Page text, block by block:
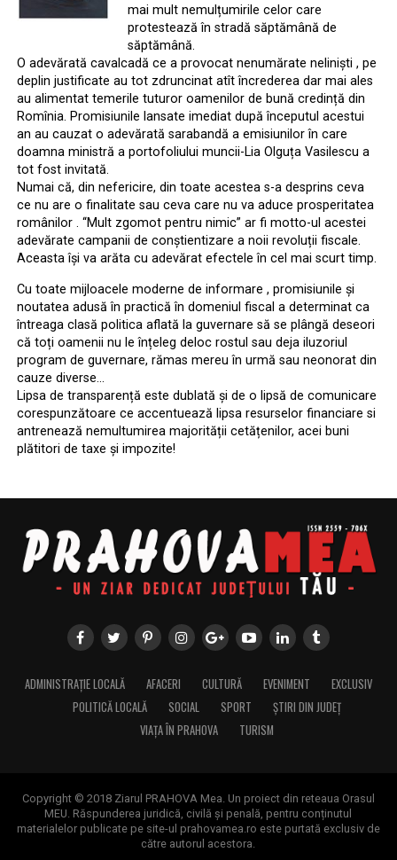
mai mult nemulțumirile celor care
protestează în stradă săptămână de
săptămână.
O adevărată cavalcadă ce a provocat nenumărate neliniști , pe
deplin justificate au tot zdruncinat atît încrederea dar mai ales
au alimentat temerile tuturor oamenilor de bună credință din
Romînia. Promisiunile lansate imediat după începutul acestui
an au cauzat o adevărată sarabandă a emisiunilor în care
doamna ministră a portofoliului muncii-Lia Olguța Vasilescu a
tot fost invitată.
Numai că, din nefericire, din toate acestea s-a desprins ceva
ce nu are o finalitate sau ceva care nu va aduce prosperitatea
românilor . ‘‘Mult zgomot pentru nimic” ar fi motto-ul acestei
adevărate campanii de conștientizare a noii revoluții fiscale.
Aceasta își va arăta cu adevărat efectele în cel mai scurt timp.
Cu toate mijloacele moderne de informare , promisiunile și
noutatea adusă în practică în domeniul fiscal a determinat ca
întreaga clasă politica aflată la guvernare să se plângă deseori
că toți oamenii nu le înțeleg deloc rostul sau deja iluzoriul
program de guvernare, rămas mereu în urmă sau neonorat din
cauze diverse…
Lipsa de transparență este dublată și de o lipsă de comunicare
corespunzătoare ce accentuează lipsa resurselor financiare si
antrenează nemultumirea majorității cetățenilor, acei buni
plătitori de taxe și impozite!
ADMINISTRAȚIE LOCALĂ AFACERI CULTURĂ EVENIMENT
EXCLUSIV
POLITICĂ LOCALĂ
SOCIAL SPORT
ȘTIRI DIN JUDEȚ
VIAȚA ÎN PRAHOVA
TURISM
Copyright © 2018 Ziarul PRAHOVA Mea. Un proiect din reteaua Orasul
MEU. Răspunderea juridică, civilă și penală, pentru conținutul
materialelor publicate pe site-ul prahovamea.ro este purtată exclusiv de
către autorul acestora.